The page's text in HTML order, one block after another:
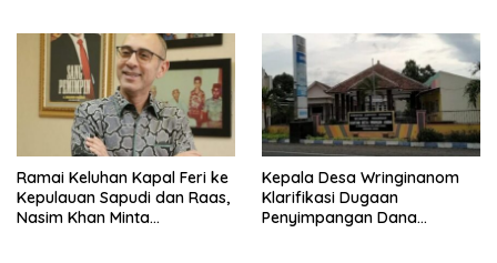
Ramai Keluhan Kapal Feri ke
Kepulauan Sapudi dan Raas,
Nasim Khan Minta
Kepala Desa Wringinanom
Klarifikasi Dugaan
Penyimpangan Dana